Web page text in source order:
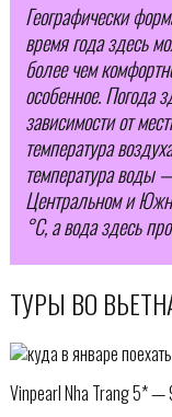
Географически
время года здесь
более чем
особенное. Погода
зависимости от
температура
температура воды
Центральном и
°C, а вода здесь
ТУРЫ ВО
Vinpearl Nha Trang 5* —